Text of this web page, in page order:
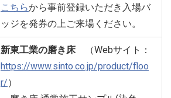
こちらから事前登録いただき入場バ
ッジを発券の上ご来場ください。
新東工業の磨き床
（Webサイト：
https://www.sinto.co.jp/product/floo
r/）